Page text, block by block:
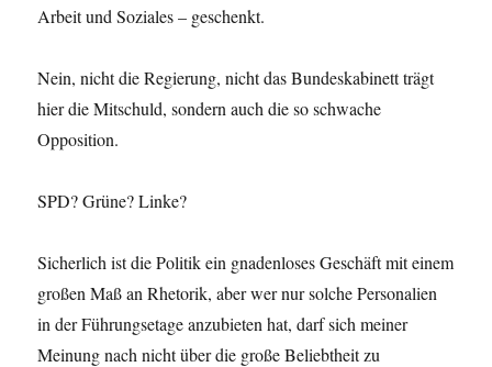
Arbeit und Soziales – geschenkt.
Nein, nicht die Regierung, nicht das Bundeskabinett trägt
hier die Mitschuld, sondern auch die so schwache
Opposition.
SPD? Grüne? Linke?
Sicherlich ist die Politik ein gnadenloses Geschäft mit einem
großen Maß an Rhetorik, aber wer nur solche Personalien
in der Führungsetage anzubieten hat, darf sich meiner
Meinung nach nicht über die große Beliebtheit zu